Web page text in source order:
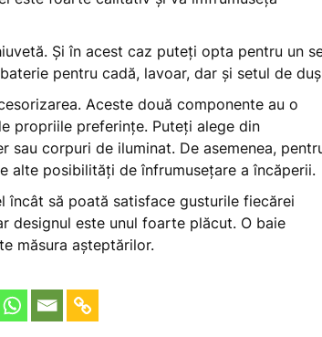
Și în acest caz puteți opta pentru un
pentru cadă, lavoar, dar și setul de
Aceste două componente au o
propriile preferințe. Puteți alege din
corpuri de iluminat. De asemenea,
alte posibilități de înfrumusețare a încăperii.
încât să poată satisface gusturile fiecărei
designul este unul foarte plăcut. O baie
măsura așteptărilor.